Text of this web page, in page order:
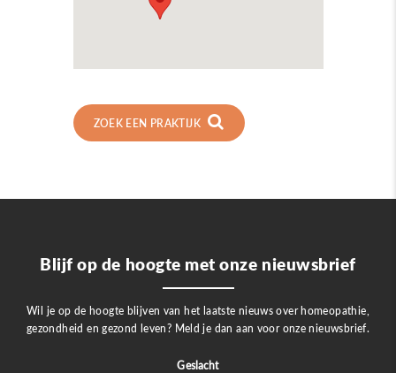
ZOEK EEN PRAKTIJK
Blijf op de hoogte met onze nieuwsbrief
Wil je op de hoogte blijven van het laatste nieuws over homeopathie,
gezondheid en gezond leven? Meld je dan aan voor onze nieuwsbrief.
Geslacht